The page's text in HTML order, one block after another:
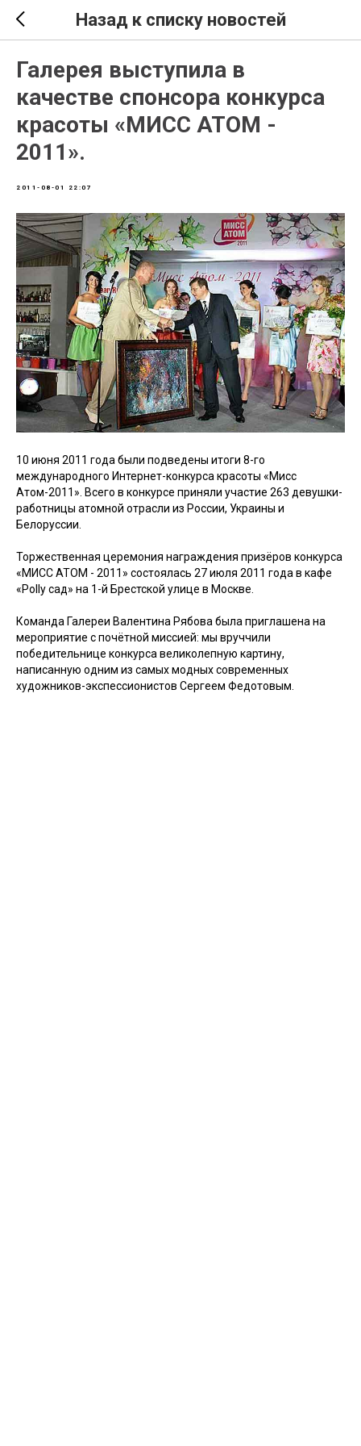
Назад к списку новостей
Галерея выступила в
качестве спонсора конкурса
красоты «МИСС АТОМ -
2011».
2011-08-01 22:07
10 июня 2011 года были подведены итоги 8-го
международного Интернет-конкурса красоты «Мисс
Атом-2011». Всего в конкурсе приняли участие 263 девушки-
работницы атомной отрасли из России, Украины и
Белоруссии.
Торжественная церемония награждения призёров конкурса
«МИСС АТОМ - 2011» состоялась 27 июля 2011 года в кафе
«Polly сад» на 1-й Брестской улице в Москве.
Команда Галереи Валентина Рябова была приглашена на
мероприятие с почётной миссией: мы вруччили
победительнице конкурса великолепную картину,
написанную одним из самых модных современных
художников-экспессионистов Сергеем Федотовым.